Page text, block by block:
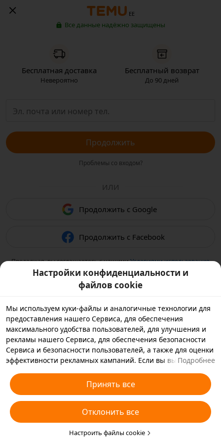
EE
Все данные надёжно защищены
Бесплатная доставка
Невероятно
Бесплатный возврат
До 90 дней
Продолжить
Проблемы со входом?
ИЛИ
Продолжить с Google
Продолжить с Facebook
Продолжая, вы соглашаетесь с нашимиУсловиями использования
и подтверждаете, что прочитали нашу Политику
конфиденциальности
Настройки конфиденциальности и
файлов cookie
Мы используем куки-файлы и аналогичные технологии для
предоставления нашего Сервиса, для обеспечения
максимального удобства пользователей, для улучшения и
рекламы нашего Сервиса, для обеспечения безопасности
Сервиса и безопасности пользователей, а также для оценки
эффективности рекламных кампаний. Если вы выбираете
с которыми мы работаем, будем хранить куки-файлы и
использовать аналогичные технологии на вашем
устройстве в рекламных целях. Вы также можете выбрать
«Отклонить все», чтобы отклонить все необязательные
куки-файлы, или выбрать, какие типы куки-файлов
необходимо принять или отклонить. Для этого нажмите
Подробнее
Принять все
Отклонить все
Настроить файлы cookie